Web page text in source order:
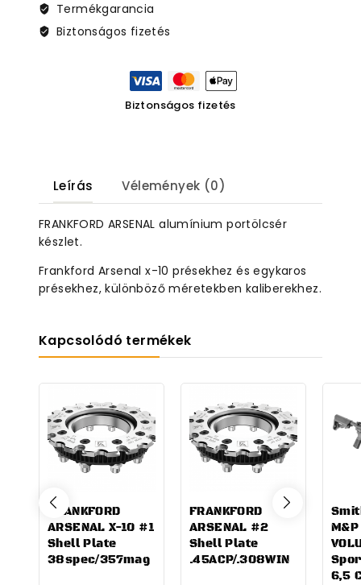
Termékgarancia
Biztonságos fizetés
Biztonságos fizetés
Leírás Vélemények (0)
FRANKFORD ARSENAL alumínium portölcsér
készlet.
Frankford Arsenal x-10 présekhez és egykaros
présekhez, különböző méretekben kaliberekhez.
Kapcsolódó termékek
FRANKFORD
ARSENAL X-10 #1
Shell Plate
38spec/357mag
FRANKFORD
ARSENAL #2
Shell Plate
.45ACP/.308WIN
6,5